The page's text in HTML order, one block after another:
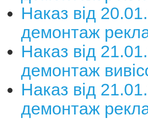
Наказ від
демонтаж
Наказ від
демонтаж
Наказ від
демонтаж